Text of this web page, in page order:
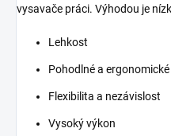
vysavače práci. Výhodou je
Lehkost
Pohodlné a
Flexibilita a nezávislost
Vysoký výkon